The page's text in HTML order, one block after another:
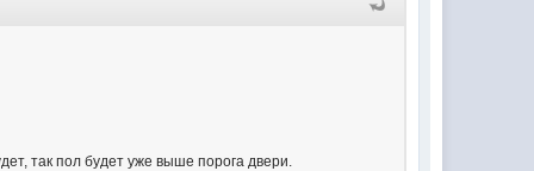
так пол будет уже выше порога двери.